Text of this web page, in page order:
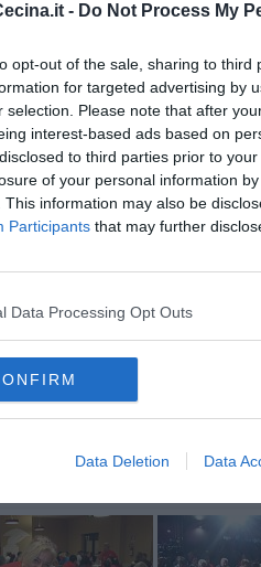
- Do Not Process My
opt-out of the sale, sharing to
for targeted advertising by
selection. Please note that after
interest-based ads based on
to third parties prior to
of your personal information
This information may also be
Participants that may further
Data Processing Opt Outs
Data Deletion Data
corruzione, o dell'evasione o della
posti di lavoro per i giovani".
iscriviti alla
Newsletter
nella tua casella di posta.
la scuola"
il museo Piaggio